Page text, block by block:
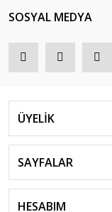
SOSYAL MEDYA
ÜYELİK
SAYFALAR
HESABIM